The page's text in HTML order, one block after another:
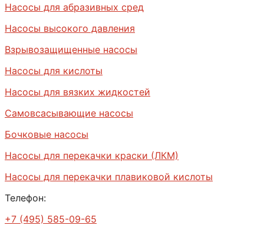
Насосы для абразивных сред
Насосы высокого давления
Взрывозащищенные насосы
Насосы для кислоты
Насосы для вязких жидкостей
Самовсасывающие насосы
Бочковые насосы
Насосы для перекачки краски (ЛКМ)
Насосы для перекачки плавиковой кислоты
Телефон:
+7 (495) 585-09-65